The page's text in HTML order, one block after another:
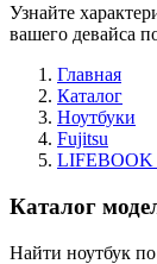
Узнайте
вашего девайса
Главная
Каталог
Ноутбуки
Fujitsu
LIFEBOOK
Каталог
Найти ноутбук